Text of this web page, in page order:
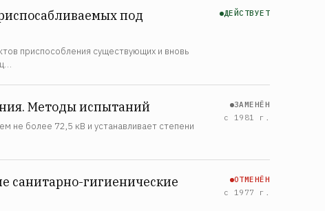
под
приспособления существующих и вновь
ДЕЙСТВУЕТ
Методы испытаний
не более 72,5 кВ и устанавливает степени
ЗАМЕНЁН
с 1981 г.
санитарно-гигиенические
ОТМЕНЁН
с 1977 г.